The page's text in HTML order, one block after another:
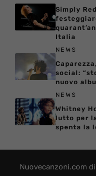
Simply
Italia
NEWS
social:
nuovo
NEWS
Whitney
lutto per
spenta la
Nuovecanzoni.com